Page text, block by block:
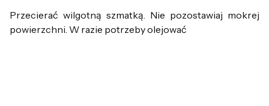
Przecierać wilgotną szmatką. Nie pozostawiaj mokrej
powierzchni. W razie potrzeby olejować